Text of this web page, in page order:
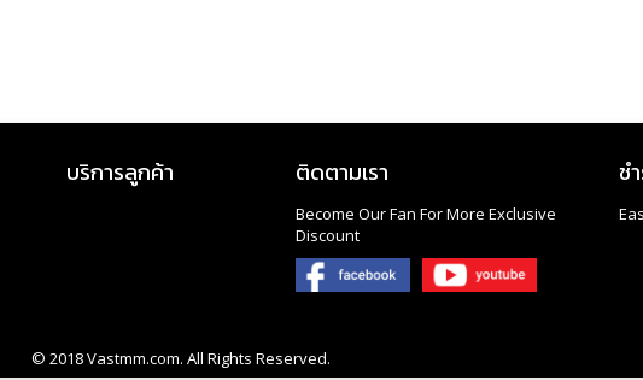
บริการลูกค้า ติดตามเรา
Become Our Fan For More Exclusive
Discount
ช
© 2018Vastmm.com. All Rights Reserved.